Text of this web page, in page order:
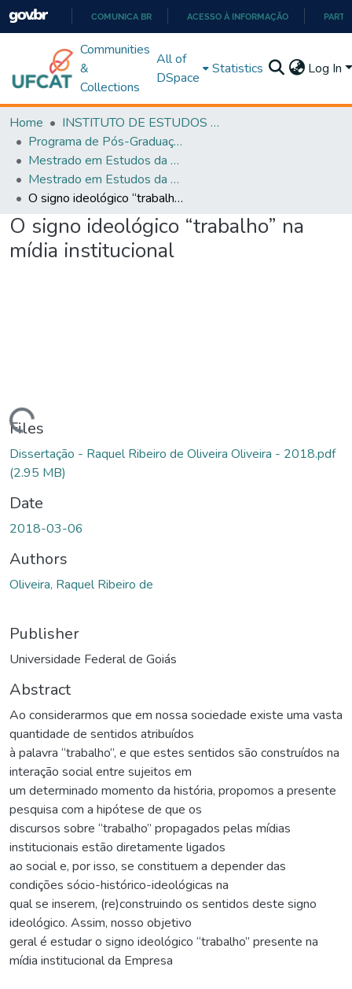
PARA
O
COMUNICA BR ACESSO À INFORMAÇÃO
Communities
&
Collections
All of
DSpace
Statistics Log In
Home
INSTITUTO DE ESTUDOS DA LINGUAGEM
Programa de Pós-Graduação em Estudos da Linguagem (PPGEL)
Mestrado em Estudos da Linguagem - PPGEL
Mestrado em Estudos da Linguagem - PPGEL
O signo ideológico “trabalho” na mídia institucional
O signo ideológico “trabalho” na
mídia institucional
Files
Dissertação - Raquel Ribeiro de Oliveira Oliveira - 2018.pdf
(2.95 MB)
Date
2018-03-06
Authors
Oliveira, Raquel Ribeiro de
Publisher
Universidade Federal de Goiás
Abstract
Ao considerarmos que em nossa sociedade existe uma vasta
quantidade de sentidos atribuídos
à palavra “trabalho”, e que estes sentidos são construídos na
interação social entre sujeitos em
um determinado momento da história, propomos a presente
pesquisa com a hipótese de que os
discursos sobre “trabalho” propagados pelas mídias
institucionais estão diretamente ligados
ao social e, por isso, se constituem a depender das
condições sócio-histórico-ideológicas na
qual se inserem, (re)construindo os sentidos deste signo
ideológico. Assim, nosso objetivo
geral é estudar o signo ideológico “trabalho” presente na
mídia institucional da Empresa